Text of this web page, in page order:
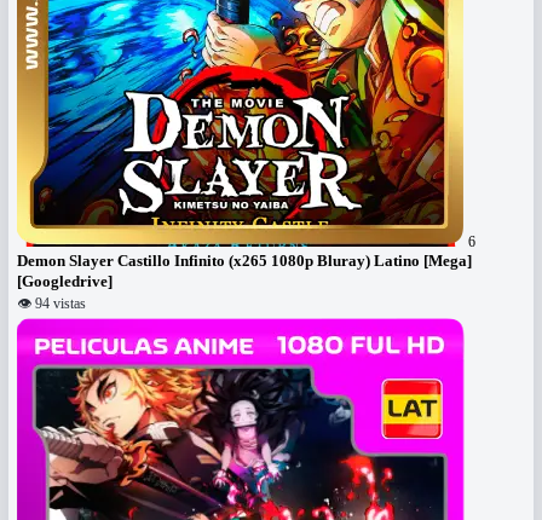
6
Demon Slayer Castillo Infinito (x265 1080p Bluray) Latino [Mega]
[Googledrive]
👁 94 vistas